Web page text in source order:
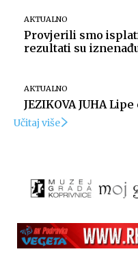
AKTUALNO
Provjerili smo
rezultati su
AKTUALNO
JEZIKOVA JUHA Lipe
Učitaj više